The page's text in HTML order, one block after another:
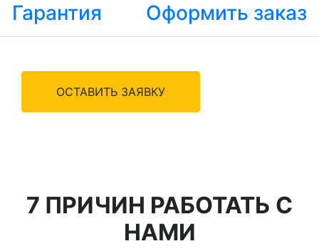
Гарантия
Оформить заказ
ОСТАВИТЬ ЗАЯВКУ
7 ПРИЧИН РАБОТАТЬ С
НАМИ